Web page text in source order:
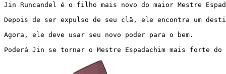
Jin Runcandel é o filho mais novo do maior Mestre
Depois de ser expulso de seu clã, ele encontra um
Agora, ele deve usar seu novo poder para o bem.
Poderá Jin se tornar o Mestre Espadachim mais forte